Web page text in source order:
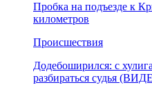
Пробка на подъезде к
километров
Происшествия
Додебоширился: с
разбираться судья